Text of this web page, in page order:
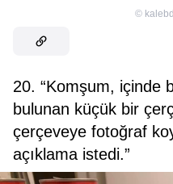
©
20. “Komşum, içinde
bulunan küçük bir
çerçeveye fotoğraf
açıklama istedi.”